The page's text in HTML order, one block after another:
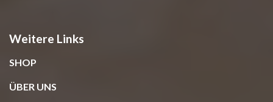
Weitere Links
SHOP
ÜBER UNS